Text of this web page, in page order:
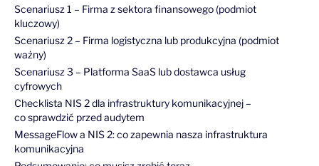
Scenariusz 1 – Firma z sektora finansowego (podmiot
kluczowy)
Scenariusz 2 – Firma logistyczna lub produkcyjna (podmiot
ważny)
Scenariusz 3 – Platforma SaaS lub dostawca usług
cyfrowych
Checklista NIS 2 dla infrastruktury komunikacyjnej –
co sprawdzić przed audytem
MessageFlow a NIS 2: co zapewnia nasza infrastruktura
komunikacyjna